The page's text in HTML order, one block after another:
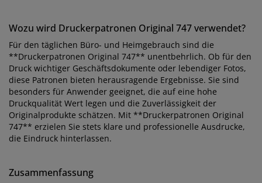
Wozu wird Druckerpatronen Original 747 verwendet?
Für den täglichen Büro- und Heimgebrauch sind die
**Druckerpatronen Original 747** unentbehrlich. Ob für den
Druck wichtiger Geschäftsdokumente oder lebendiger Fotos,
diese Patronen bieten herausragende Ergebnisse. Sie sind
besonders für Anwender geeignet, die auf eine hohe
Druckqualität Wert legen und die Zuverlässigkeit der
Originalprodukte schätzen. Mit **Druckerpatronen Original
747** erzielen Sie stets klare und professionelle Ausdrucke,
die Eindruck hinterlassen.
Zusammenfassung